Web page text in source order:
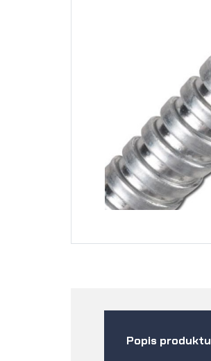
Popis produktu